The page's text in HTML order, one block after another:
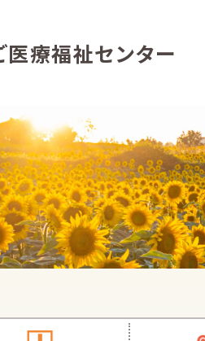
医療福祉センター